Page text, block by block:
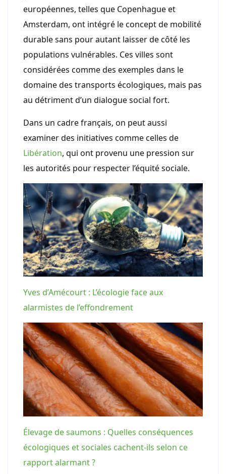
européennes, telles que Copenhague et
Amsterdam, ont intégré le concept de mobilité
durable sans pour autant laisser de côté les
populations vulnérables. Ces villes sont
considérées comme des exemples dans le
domaine des transports écologiques, mais pas
au détriment d’un dialogue social fort.
Dans un cadre français, on peut aussi
examiner des initiatives comme celles de
Libération, qui ont provenu une pression sur
les autorités pour respecter l’équité sociale.
Yves d’Amécourt : L’écologie face aux
alarmistes de l’effondrement
Élevage de saumons : Quelles conséquences
écologiques et sociales cachent-ils selon ce
rapport alarmant ?